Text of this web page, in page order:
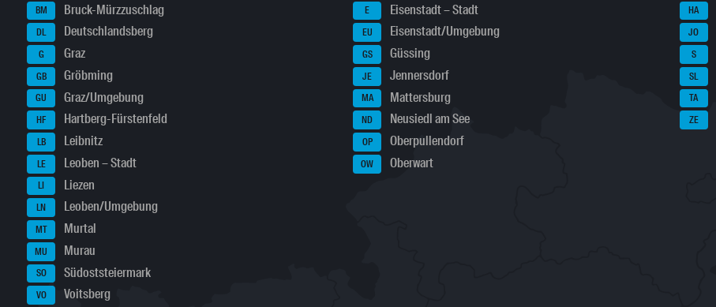
BM Bruck-Mürzzuschlag
DL Deutschlandsberg
G Graz
GB Gröbming
GU Graz/Umgebung
HF Hartberg-Fürstenfeld
LB Leibnitz
LE Leoben – Stadt
LI Liezen
LN Leoben/Umgebung
MT Murtal
MU Murau
SO Südoststeiermark
VO Voitsberg
E Eisenstadt – Stadt
EU Eisenstadt/Umgebung
GS Güssing
JE Jennersdorf
MA Mattersburg
ND Neusiedl am See
OP Oberpullendorf
OW Oberwart
HA
JO
S
SL
TA
ZE